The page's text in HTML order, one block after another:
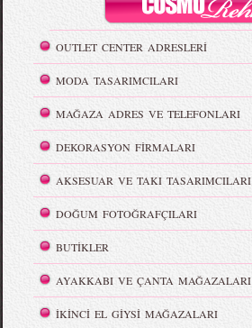
OUTLET CENTER ADRESLERİ
MODA TASARIMCILARI
MAĞAZA ADRES VE TELEFONLARI
DEKORASYON FİRMALARI
AKSESUAR VE TAKI TASARIMCILARI
DOĞUM FOTOĞRAFÇILARI
BUTİKLER
AYAKKABI VE ÇANTA MAĞAZALARI
İKİNCİ EL GİYSİ MAĞAZALARI